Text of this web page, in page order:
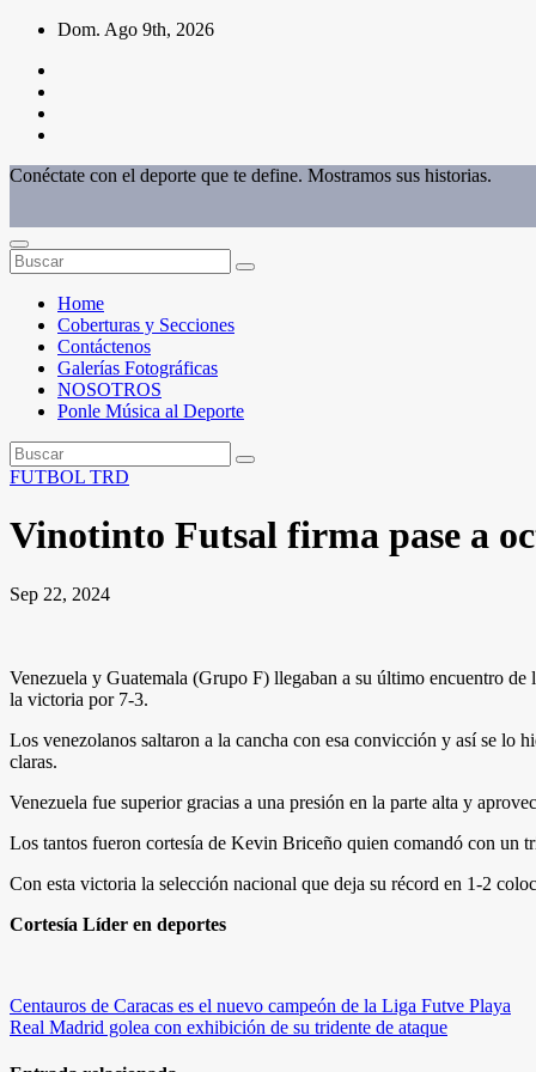
Saltar
contenido
Dom. Ago 9th, 2026
Conéctate con el deporte que te define. Mostramos sus historias.
Home
Coberturas y Secciones
Contáctenos
Galerías Fotográficas
NOSOTROS
Ponle Música al Deporte
FUTBOL TRD
Vinotinto Futsal firma pase a
Sep 22, 2024
Venezuela y Guatemala (Grupo F) llegaban a su último encuentro
la victoria por 7-3.
Los venezolanos saltaron a la cancha con esa convicción y así se lo
claras.
Venezuela fue superior gracias a una presión en la parte alta y
Los tantos fueron cortesía de Kevin Briceño quien comandó con un
Con esta victoria la selección nacional que deja su récord en 1-2
Cortesía Líder en deportes
Navegación
de
Centauros de Caracas es el nuevo campeón de la Liga Futve Playa
Real Madrid golea con exhibición de su tridente de ataque